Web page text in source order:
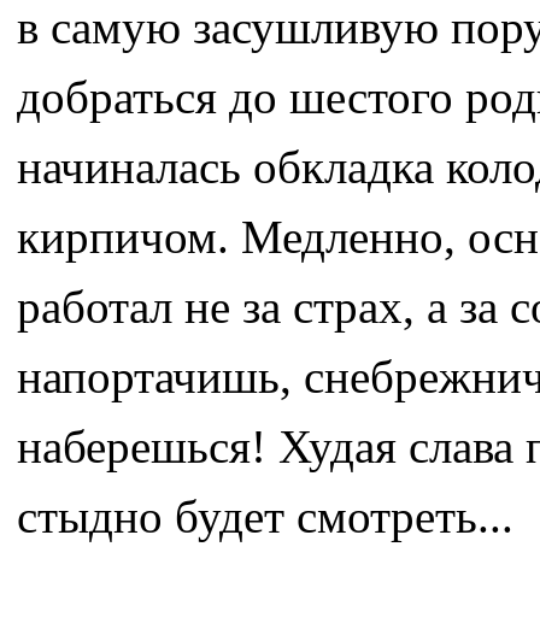
в самую засушливую
добраться до шестого
начиналась обкладка
кирпичом. Медленно,
работал не за страх, а за
напортачишь,
наберешься! Худая слава
стыдно будет смотреть...